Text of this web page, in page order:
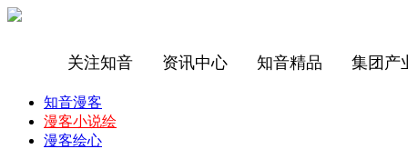
关注知音 资讯中心 知音精品 集团产
知音漫客
漫客小说绘
漫客绘心